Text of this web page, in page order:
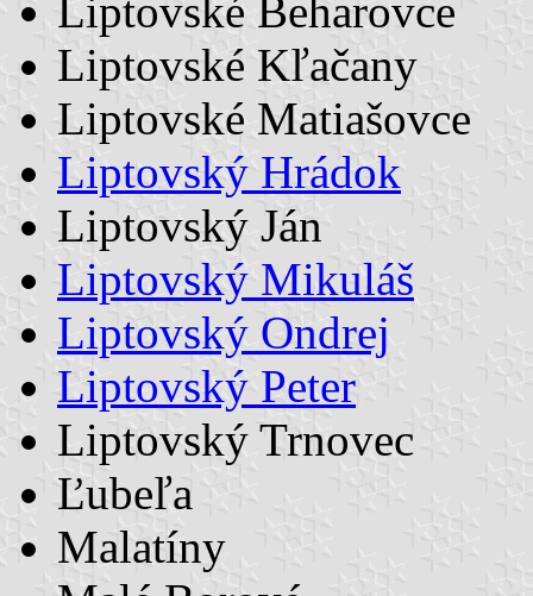
Liptovské Beharovce
Liptovské Kľačany
Liptovské Matiašovce
Liptovský Hrádok
Liptovský Ján
Liptovský Mikuláš
Liptovský Ondrej
Liptovský Peter
Liptovský Trnovec
Ľubeľa
Malatíny